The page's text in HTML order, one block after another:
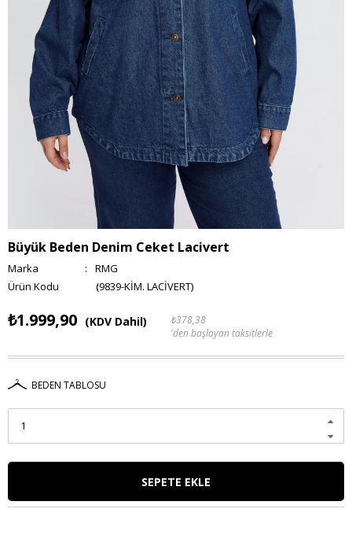
Büyük Beden Denim Ceket Lacivert
Marka :
RMG
(9839-KİM. LACİVERT)
₺1.999,90 (KDV Dahil)
₺378,38
'den başlayan taksitlerle
BEDEN TABLOSU